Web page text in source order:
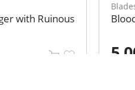
with Ruinous
5